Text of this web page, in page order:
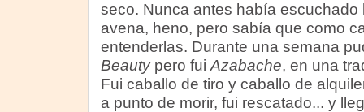
seco. Nunca antes había escuchado
avena, heno, pero sabía que como
entenderlas. Durante una semana
Beautypero fui Azabache, en una
Fui caballo de tiro y caballo de
a punto de morir, fui rescatado... y